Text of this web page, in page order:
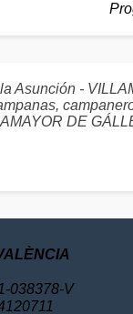
Asunción -
DE
038378-V